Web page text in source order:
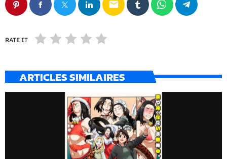
email
RATE IT
ARTICLES SIMILAIRES